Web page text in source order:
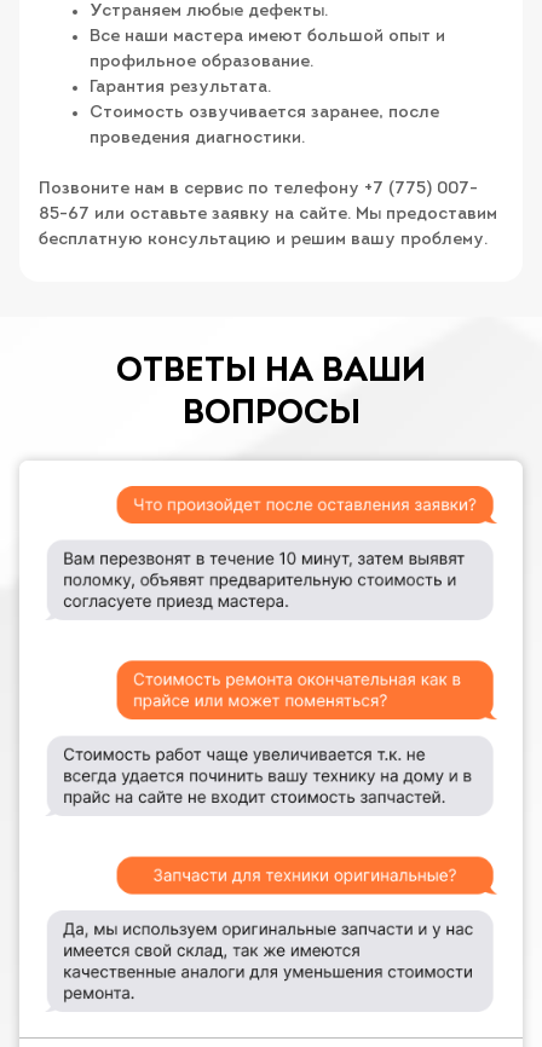
Устраняем любые дефекты.
Все наши мастера имеют большой опыт и
профильное образование.
Гарантия результата.
Стоимость озвучивается заранее, после
проведения диагностики.
Позвоните нам в сервис по телефону +7 (775) 007-
85-67 или оставьте заявку на сайте. Мы предоставим
бесплатную консультацию и решим вашу проблему.
ОТВЕТЫ НА ВАШИ
ВОПРОСЫ